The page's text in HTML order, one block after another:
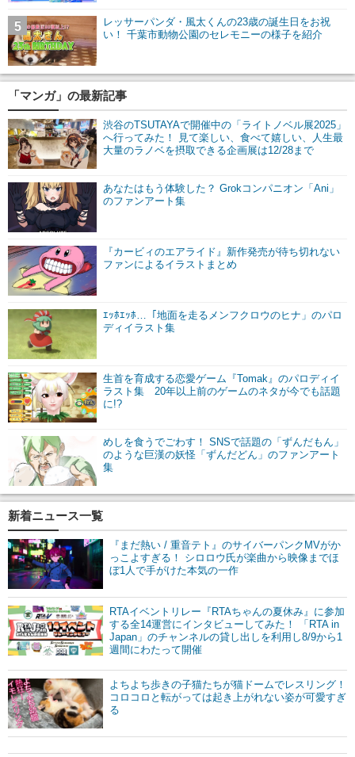
レッサーパンダ・風太くんの23歳の誕生日をお祝
い！ 千葉市動物公園のセレモニーの様子を紹介
5
「マンガ」の最新記事
渋谷のTSUTAYAで開催中の「ライトノベル展2025」
へ行ってみた！ 見て楽しい、食べて嬉しい、人生最
大量のラノベを摂取できる企画展は12/28まで
あなたはもう体験した？ Grokコンパニオン「Ani」
のファンアート集
『カービィのエアライド』新作発売が待ち切れない
ファンによるイラストまとめ
ｴｯﾎｴｯﾎ…「地面を走るメンフクロウのヒナ」のパロ
ディイラスト集
生首を育成する恋愛ゲーム『Tomak』のパロディイ
ラスト集 20年以上前のゲームのネタが今でも話題
に!?
めしを食うでごわす！ SNSで話題の「ずんだもん」
のような巨漢の妖怪「ずんだどん」のファンアート
集
新着ニュース一覧
『まだ熱い / 重音テト』のサイバーパンクMVがか
っこよすぎる！ シロロウ氏が楽曲から映像までほ
ぼ1人で手がけた本気の一作
RTAイベントリレー『RTAちゃんの夏休み』に参加
する全14運営にインタビューしてみた！ 「RTA in
Japan」のチャンネルの貸し出しを利用し8/9から1
週間にわたって開催
よちよち歩きの子猫たちが猫ドームでレスリング！
コロコロと転がっては起き上がれない姿が可愛すぎ
る